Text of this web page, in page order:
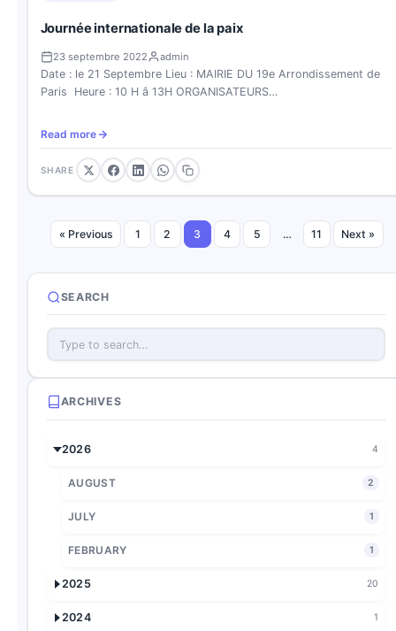
Journée internationale de la paix
23 septembre 2022 admin
Date : le 21 Septembre Lieu : MAIRIE DU 19e Arrondissement de
Paris Heure : 10 H â 13H ORGANISATEURS…
Read more
SHARE
« Previous 1 2 3 4 5 … 11 Next »
SEARCH
Search articles
ARCHIVES
2026 4
AUGUST 2
JULY 1
FEBRUARY 1
2025 20
2024 1